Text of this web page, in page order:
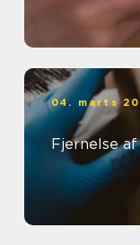
04. marts
Fjernelse